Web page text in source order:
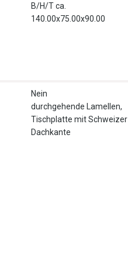
B/H/T ca.
140.00x75.00x90.00
Nein
durchgehende Lamellen,
Tischplatte mit Schweizer
Dachkante